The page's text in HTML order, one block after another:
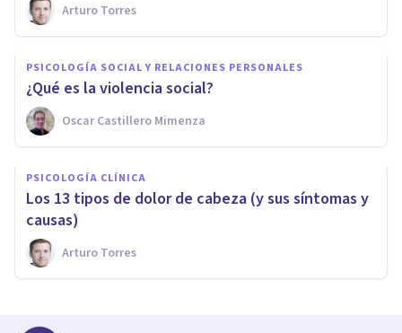
Arturo Torres
PSICOLOGÍA SOCIAL Y RELACIONES PERSONALES
¿Qué es la violencia social?
Oscar Castillero Mimenza
PSICOLOGÍA CLÍNICA
​Los 13 tipos de dolor de cabeza (y sus síntomas y
causas)
Arturo Torres